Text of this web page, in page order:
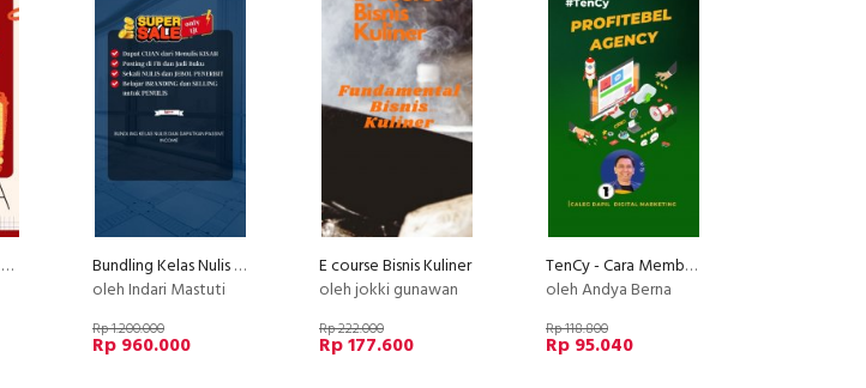
Story Telling Banjir Closing
Bundling Kelas Nulis Indscript
oleh Indari Mastuti
Rp 1.200.000
Rp 960.000
E course Bisnis Kuliner
oleh jokki gunawan
Rp 222.000
Rp 177.600
TenCy - Cara Membuat Agency Menjadi Profit
oleh Andya Berna
Rp 118.800
Rp 95.040